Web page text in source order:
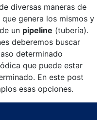
diversas maneras de
genera los mismos y
un pipeline (tubería).
deberemos buscar
determinado
que puede estar
En este post
esas opciones.